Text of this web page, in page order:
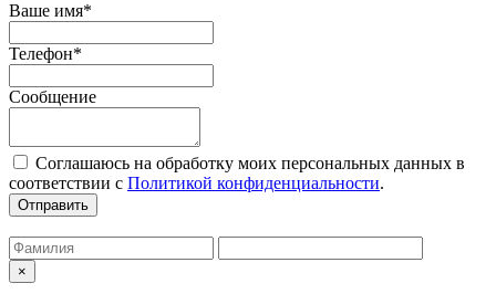
Ваше имя*
Телефон*
Сообщение
Соглашаюсь на обработку моих персональных данных в
соответствии с Политикой конфиденциальности.
Отправить
×